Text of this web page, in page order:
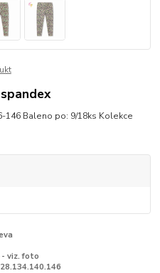
146 Baleno po: 9/18ks Kolekce
viz. foto